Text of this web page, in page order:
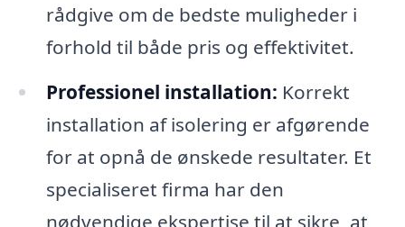
rådgive om de bedste muligheder i
forhold til både pris og effektivitet.
Professionel installation: Korrekt
installation af isolering er afgørende
for at opnå de ønskede resultater. Et
specialiseret firma har den
nødvendige ekspertise til at sikre, at